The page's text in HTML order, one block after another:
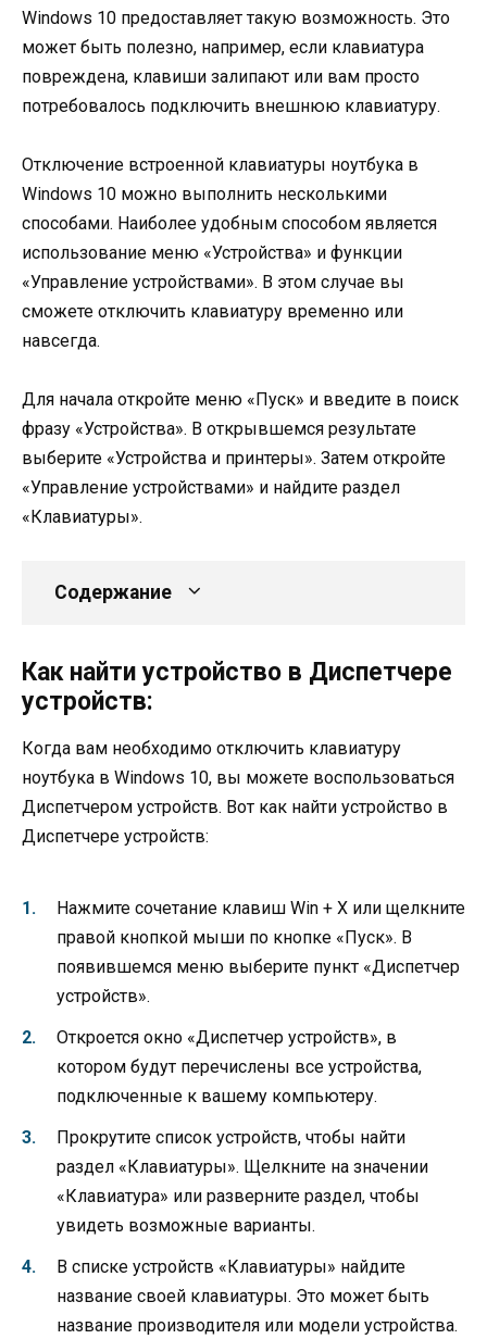
Windows 10 предоставляет такую возможность. Это
может быть полезно, например, если клавиатура
повреждена, клавиши залипают или вам просто
потребовалось подключить внешнюю клавиатуру.
Отключение встроенной клавиатуры ноутбука в
Windows 10 можно выполнить несколькими
способами. Наиболее удобным способом является
использование меню «Устройства» и функции
«Управление устройствами». В этом случае вы
сможете отключить клавиатуру временно или
навсегда.
Для начала откройте меню «Пуск» и введите в поиск
фразу «Устройства». В открывшемся результате
выберите «Устройства и принтеры». Затем откройте
«Управление устройствами» и найдите раздел
«Клавиатуры».
Содержание
Как найти устройство в Диспетчере
устройств:
Когда вам необходимо отключить клавиатуру
ноутбука в Windows 10, вы можете воспользоваться
Диспетчером устройств. Вот как найти устройство в
Диспетчере устройств:
Нажмите сочетание клавиш Win + X или щелкните
правой кнопкой мыши по кнопке «Пуск». В
появившемся меню выберите пункт «Диспетчер
устройств».
Откроется окно «Диспетчер устройств», в
котором будут перечислены все устройства,
подключенные к вашему компьютеру.
Прокрутите список устройств, чтобы найти
раздел «Клавиатуры». Щелкните на значении
«Клавиатура» или разверните раздел, чтобы
увидеть возможные варианты.
В списке устройств «Клавиатуры» найдите
название своей клавиатуры. Это может быть
название производителя или модели устройства.